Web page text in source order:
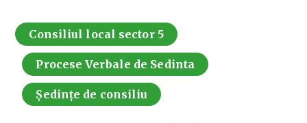
Consiliul local sector 5
Procese Verbale de Sedinta
Ședințe de consiliu